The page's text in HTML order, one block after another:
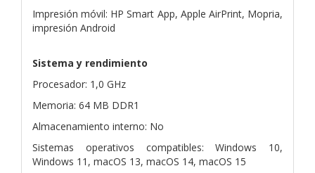
Impresión móvil: HP Smart App, Apple AirPrint, Mopria,
impresión Android
Sistema y rendimiento
Procesador: 1,0 GHz
Memoria: 64 MB DDR1
Almacenamiento interno: No
Sistemas operativos compatibles: Windows 10,
Windows 11, macOS 13, macOS 14, macOS 15